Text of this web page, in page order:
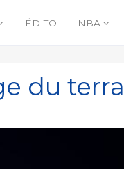
ÉDITO NBA
du